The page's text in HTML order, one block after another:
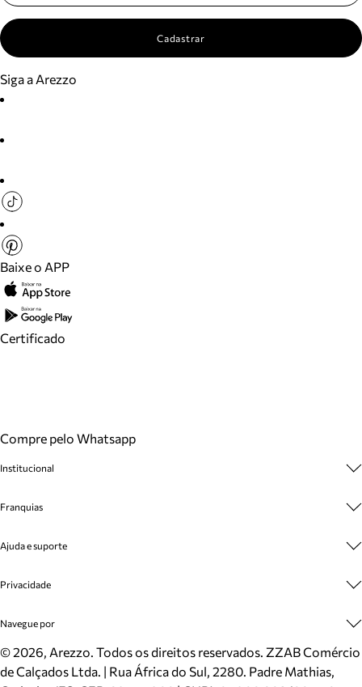
Cadastrar
Siga a Arezzo
Baixe o APP
Certificado
Compre pelo Whatsapp
Institucional
Cashback
Venda Corporativa
Mapa do Site
Inverno
Mundo Arezzo
Franquias
Plano de Negócio
Ajuda e suporte
Cadastro
Meus Pedidos
Trocas e Devoluções
Cartão Presente
Privacidade
Politica e Privacidade
Navegue por
Sapatos
Bolsas
©2026, Arezzo. Todos os direitos reservados. ZZAB Comércio
de Calçados Ltda. | Rua África do Sul, 2280. Padre Mathias,